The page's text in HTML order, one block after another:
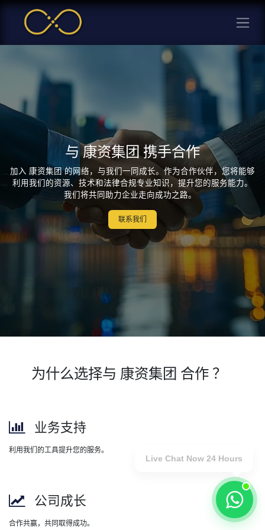
与 康资集团 携手合作
加入 康资集团 的网络，与我们一同成长。作为合作伙伴，您将能够
利用我们的资源、技术和法律合规专业知识，提升您的服务能力。
我们将共同助力企业走向成功之路。
联系我们
为什么选择与 康资集团 合作 ？
业务支持
利用我们的工具提升您的服务。
公司成长
合作共赢，共同取得成功。
Live Chat Now 24 Hours